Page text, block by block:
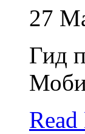
27
Гид